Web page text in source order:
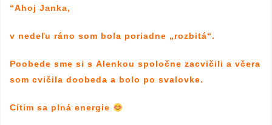
“Ahoj Janka,
v nedeľu ráno som bola poriadne „rozbitá“.
Poobede sme si s Alenkou spoločne zacvičili a včera
som cvičila doobeda a bolo po svalovke.
Cítim sa plná energie